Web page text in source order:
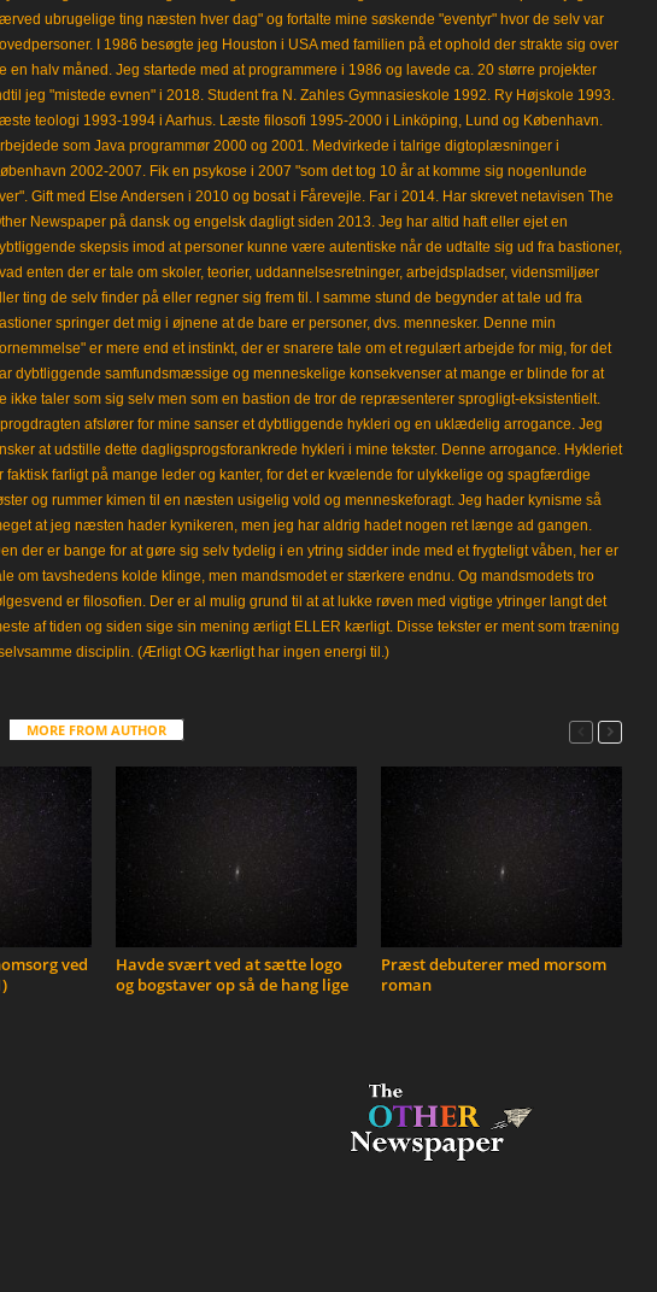
ubrugelige ting næsten hver dag" og fortalte mine søskende "eventyr" hvor de selv var
I 1986 besøgte jeg Houston i USA med familien på et ophold der strakte sig over
en halv måned. Jeg startede med at programmere i 1986 og lavede ca. 20 større projekter
jeg "mistede evnen" i 2018. Student fra N. Zahles Gymnasieskole 1992. Ry Højskole 1993.
teologi 1993-1994 i Aarhus. Læste filosofi 1995-2000 i Linköping, Lund og København.
som Java programmør 2000 og 2001. Medvirkede i talrige digtoplæsninger i
2002-2007. Fik en psykose i 2007 "som det tog 10 år at komme sig nogenlunde
Gift med Else Andersen i 2010 og bosat i Fårevejle. Far i 2014. Har skrevet netavisen The
Newspaper på dansk og engelsk dagligt siden 2013. Jeg har altid haft eller ejet en
skepsis imod at personer kunne være autentiske når de udtalte sig ud fra bastioner,
enten der er tale om skoler, teorier, uddannelsesretninger, arbejdspladser, vidensmiljøer
ting de selv finder på eller regner sig frem til. I samme stund de begynder at tale ud fra
springer det mig i øjnene at de bare er personer, dvs. mennesker. Denne min
er mere end et instinkt, der er snarere tale om et regulært arbejde for mig, for det
dybtliggende samfundsmæssige og menneskelige konsekvenser at mange er blinde for at
ikke taler som sig selv men som en bastion de tror de repræsenterer sprogligt-eksistentielt.
afslører for mine sanser et dybtliggende hykleri og en uklædelig arrogance. Jeg
at udstille dette dagligsprogsforankrede hykleri i mine tekster. Denne arrogance. Hykleriet
faktisk farligt på mange leder og kanter, for det er kvælende for ulykkelige og spagfærdige
og rummer kimen til en næsten usigelig vold og menneskeforagt. Jeg hader kynisme så
at jeg næsten hader kynikeren, men jeg har aldrig hadet nogen ret længe ad gangen.
der er bange for at gøre sig selv tydelig i en ytring sidder inde med et frygteligt våben, her er
om tavshedens kolde klinge, men mandsmodet er stærkere endnu. Og mandsmodets tro
er filosofien. Der er al mulig grund til at at lukke røven med vigtige ytringer langt det
af tiden og siden sige sin mening ærligt ELLER kærligt. Disse tekster er ment som træning
disciplin. (Ærligt OG kærligt har ingen energi til.)
MORE FROM AUTHOR
ved
Havde svært ved at sætte logo
og bogstaver op så de hang lige
Præst debuterer med morsom
roman